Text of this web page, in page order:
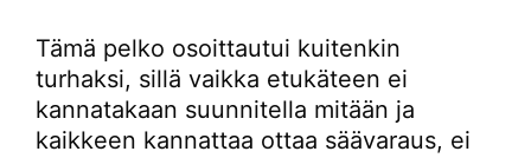
Tämä pelko osoittautui kuitenkin
turhaksi, sillä vaikka etukäteen ei
kannatakaan suunnitella mitään ja
kaikkeen kannattaa ottaa säävaraus, ei